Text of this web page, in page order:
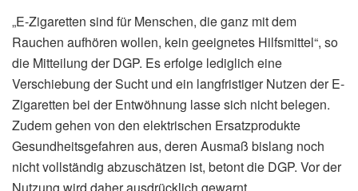
„E-Zigaretten sind für Menschen, die ganz mit dem
Rauchen aufhören wollen, kein geeignetes Hilfsmittel“, so
die Mitteilung der DGP. Es erfolge lediglich eine
Verschiebung der Sucht und ein langfristiger Nutzen der E-
Zigaretten bei der Entwöhnung lasse sich nicht belegen.
Zudem gehen von den elektrischen Ersatzprodukte
Gesundheitsgefahren aus, deren Ausmaß bislang noch
nicht vollständig abzuschätzen ist, betont die DGP. Vor der
Nutzung wird daher ausdrücklich gewarnt.